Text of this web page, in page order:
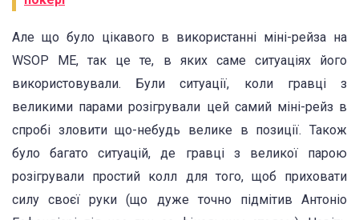
Але що було цікавого в використанні міні-рейза на
WSOP ME, так це те, в яких саме ситуаціях його
використовували. Були ситуації, коли гравці з
великими парами розігрували цей самий міні-рейз в
спробі зловити що-небудь велике в позиції. Також
було багато ситуацій, де гравці з великої парою
розігрували простий колл для того, щоб приховати
силу своєї руки (що дуже точно підмітив Антоніо